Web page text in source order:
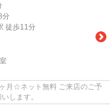
分
徒歩11分
月☆ネット無料 ご来店のご予
します。